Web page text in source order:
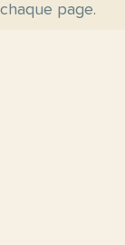
page.